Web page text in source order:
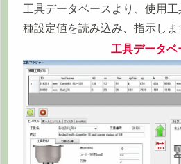
工具データベースより、使用
種設定値を読み込み、指示しま
工具データベ